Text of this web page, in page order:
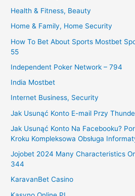
Health & Fitness, Beauty
Home & Family, Home Security
How To Bet About Sports Mostbet
55
Independent Poker Network – 794
India Mostbet
Internet Business, Security
Jak Usunąć Konto E-mail Przy
Jak Usunąć Konto Na Facebooku?
Kroku Kompleksowa Obsługa
Jojobet 2024 Many Characteristics
344
KaravanBet Casino